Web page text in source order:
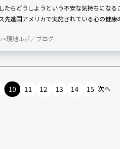
たらどうしようという不安な気持ちになる
先進国アメリカで実施されている心の健康
現地ルポ／ブログ
10 11 12 13 14 15 次へ